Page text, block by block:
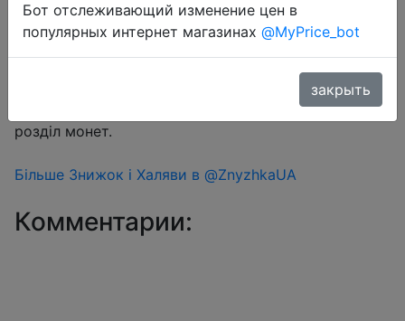
Перейти в магазин
Знижка монетками 222-227 Coins у додатку через
розділ монет.
Більше Знижок і Халяви в @ZnyzhkaUA
Комментарии:
Бот отслеживающий изменение цен в
популярных интернет магазинах @MyPrice_bot
закрыть